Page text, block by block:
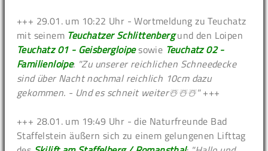
+++ 29.01. um 10:22 Uhr - Wortmeldung zu Teuchatz
mit seinem Teuchatzer Schlittenbergund den Loipen
Teuchatz 01 - Geisbergloipesowie Teuchatz 02 -
Familienloipe: "Zu unserer reichlichen Schneedecke
sind über Nacht nochmal reichlich 10cm dazu
gekommen. - Und es schneit weiter☃️☃️☃️"+++
+++ 28.01. um 19:49 Uhr - die Naturfreunde Bad
Staffelstein äußern sich zu einem gelungenen Lifttag